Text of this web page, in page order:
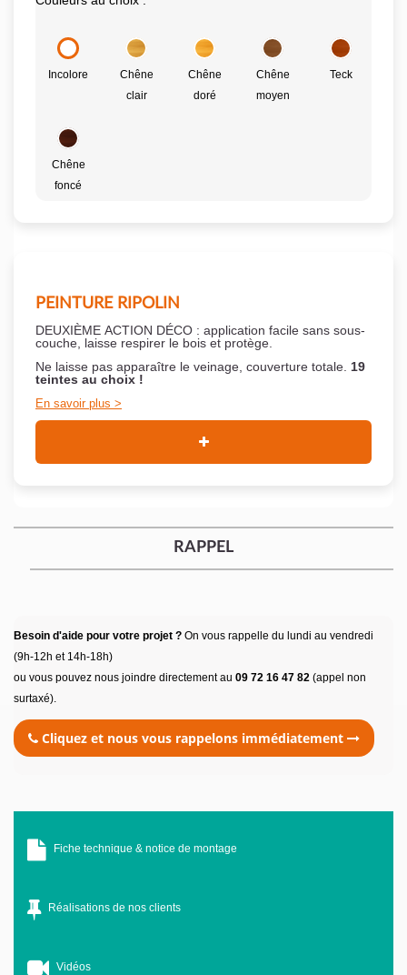
Incolore
Chêne
clair
Chêne
doré
Chêne
moyen
Teck
Chêne
foncé
PEINTURE RIPOLIN
DEUXIÈME ACTION DÉCO : application facile sans sous-
couche, laisse respirer le bois et protège.
Ne laisse pas apparaître le veinage, couverture totale. 19
teintes au choix !
En savoir plus
RAPPEL
Besoin d'aide pour votre projet ? On vous rappelle du lundi au vendredi
(9h-12h et 14h-18h)
ou vous pouvez nous joindre directement au 09 72 16 47 82 (appel non
surtaxé).
Cliquez et nous vous rappelons immédiatement
Fiche technique & notice de montage
Réalisations de nos clients
Vidéos